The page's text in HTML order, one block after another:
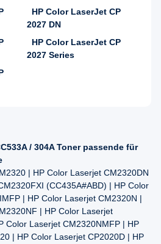
HP Color LaserJet CP
2027 DN
HP Color LaserJet CP
2027 Series
/ 304A Toner passende für
| HP Color Laserjet CM2320DN
(CC435A#ABD) | HP Color
| HP Color Laserjet CM2320N |
| HP Color Laserjet
Color Laserjet CM2320NMFP | HP
| HP Color Laserjet CP2020D | HP